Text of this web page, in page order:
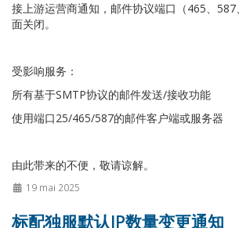
接上游运营商通知，邮件协议端口（465、
面关闭。
受影响服务：
所有基于SMTP协议的邮件发送/接收功能
使用端口25/465/587的邮件客户端或服务器
由此带来的不便，敬请谅解。
19 mai 2025
标配独服默认IP数量变更通知